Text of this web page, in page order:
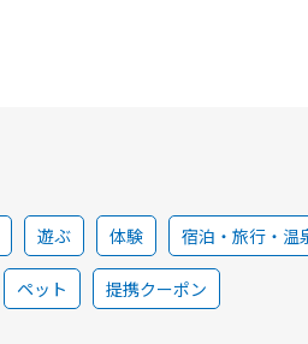
遊ぶ 体験 宿泊・旅行・温
ペット 提携クーポン